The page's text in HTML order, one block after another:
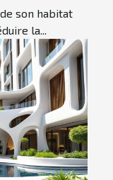
son habitat
la...